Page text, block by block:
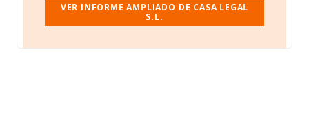
VER INFORME AMPLIADO DE CASA LEGAL
S.L.